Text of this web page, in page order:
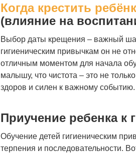
Когда крестить
(влияние на
Выбор даты крещения – важный
гигиеническим привычкам он не
отличным моментом для начала
малышу, что чистота – это не
здоров и силен к важному событию.
Приучение ребенка к
Обучение детей гигиеническим
терпения и последовательности.